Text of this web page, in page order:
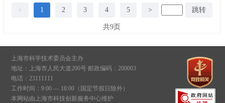
< 1 2 3 4 5 > 跳转
共9页
上海市科学技术委员会主办
地址：上海市人民大道200号 邮政编码：200003
电话：23111111
工作时间：9:00 — 18:00（国定节假日除外）
本网站由上海市科技创新服务中心维护